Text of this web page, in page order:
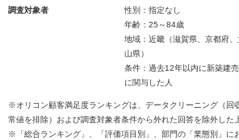
調査対象者
性別：指定なし
年齢：25～84歳
地域：近畿（滋賀県、京都府
山県）
条件：過去12年以内に新築建
に関与した人
※オリコン顧客満足度ランキングは、データクリーニング（回
常値を排除）および調査対象者条件から外れた回答を除外した
※「総合ランキング」、「評価項目別」、部門の「業態別」に